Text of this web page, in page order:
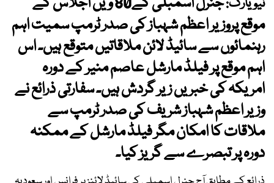
نیویارک:
موقع پروزیر اعظم شہباز کی صدر ٹرمپ سمیت اہم
رہنمائوں سے سائیڈ لائن ملاقاتیں متوقع ہیں۔ اس
اہم موقع پر فیلڈ مارشل عاصم منیر کے دورہ
امریکہ کی خبریں زیر گردش ہیں۔ سفارتی ذرائع نے
وزیر اعظم شہباز شریف کی صدر ٹرمپ سے
ملاقات کا امکان مگر فیلڈ مارشل کے ممکنہ
دورہ پر تبصرے سے گریز کیا۔